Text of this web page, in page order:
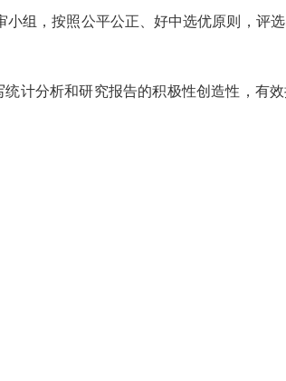
小组 ，按照公平公正、 好中选优原则，评
统计分析和研究报告的积极性创造性，有